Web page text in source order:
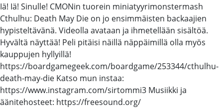
Iä! Iä! Sinulle! CMONin tuorein miniatyyrimonstermash
Cthulhu: Death May Die on jo ensimmäisten backaajien
hypisteltävänä. Videolla avataan ja ihmetellään sisältöä.
Hyvältä näyttää! Peli pitäisi näillä näppäimillä olla myös
kauppujen hyllyillä!
https://boardgamegeek.com/boardgame/253344/cthulhu-
death-may-die Katso mun instaa:
https://www.instagram.com/sirtommi3 Musiikki ja
äänitehosteet: https://freesound.org/